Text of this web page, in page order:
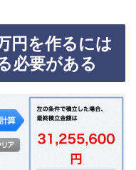
円を作るには
必要がある